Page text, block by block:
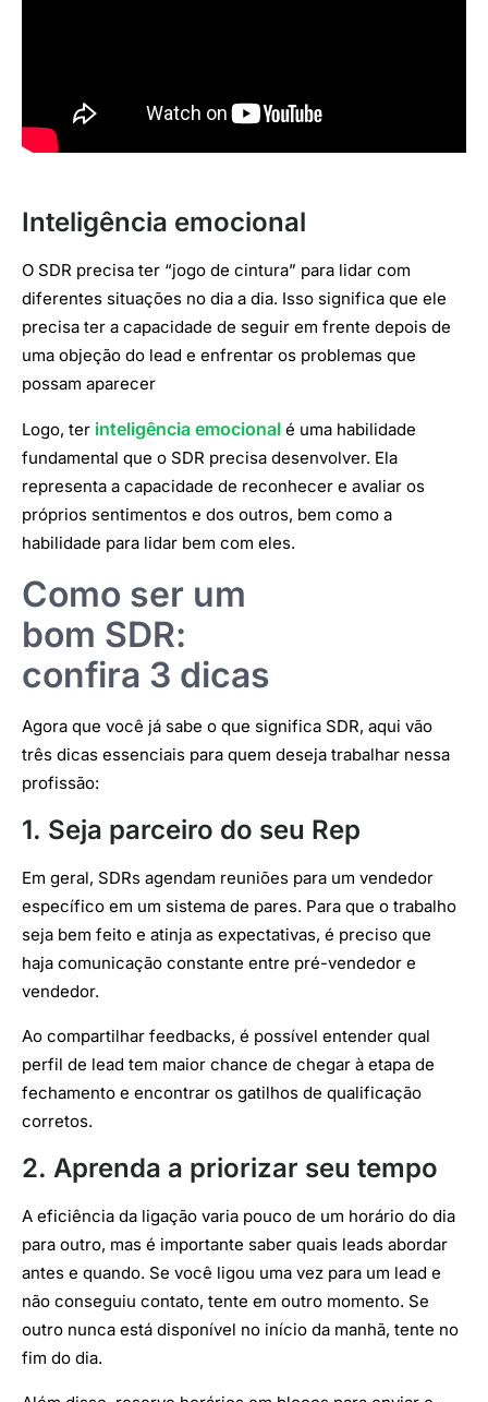
Inteligência emocional
O SDR precisa ter “jogo de cintura” para lidar com
diferentes situações no dia a dia. Isso significa que ele
precisa ter a capacidade de seguir em frente depois de
uma objeção do lead e enfrentar os problemas que
possam aparecer
Logo, ter inteligência emocional é uma habilidade
fundamental que o SDR precisa desenvolver. Ela
representa a capacidade de reconhecer e avaliar os
próprios sentimentos e dos outros, bem como a
habilidade para lidar bem com eles.
Como ser um
bom SDR:
confira 3 dicas
Agora que você já sabe o que significa SDR, aqui vão
três dicas essenciais para quem deseja trabalhar nessa
profissão:
1. Seja parceiro do seu Rep
Em geral, SDRs agendam reuniões para um vendedor
específico em um sistema de pares. Para que o trabalho
seja bem feito e atinja as expectativas, é preciso que
haja comunicação constante entre pré-vendedor e
vendedor.
Ao compartilhar feedbacks, é possível entender qual
perfil de lead tem maior chance de chegar à etapa de
fechamento e encontrar os gatilhos de qualificação
corretos.
2. Aprenda a priorizar seu tempo
A eficiência da ligação varia pouco de um horário do dia
para outro, mas é importante saber quais leads abordar
antes e quando. Se você ligou uma vez para um lead e
não conseguiu contato, tente em outro momento. Se
outro nunca está disponível no início da manhã, tente no
fim do dia.